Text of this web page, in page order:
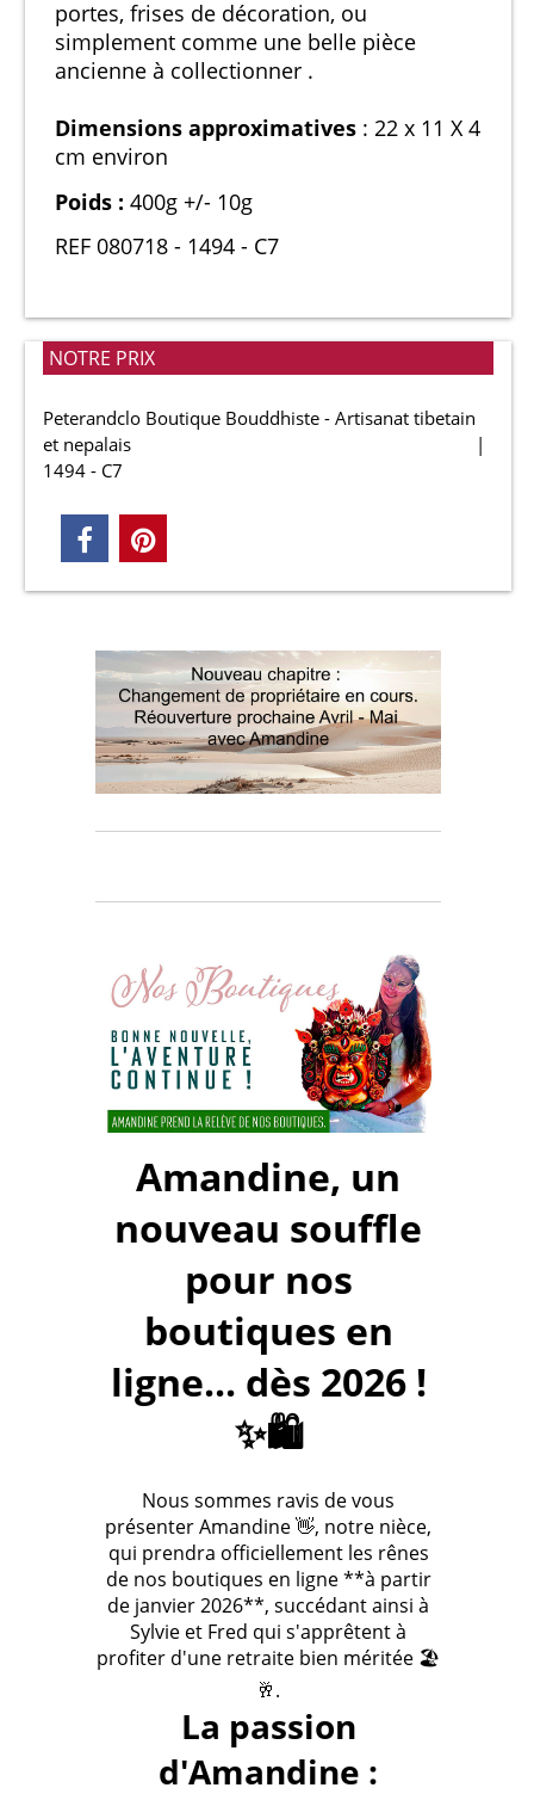
portes, frises de décoration, ou
simplement comme une belle pièce
ancienne à collectionner .
Dimensions approximatives : 22 x 11 X 4
cm environ
Poids : 400g +/- 10g
REF 080718 - 1494 - C7
NOTRE PRIX
Peterandclo Boutique Bouddhiste - Artisanat tibetain
et nepalais
1494 - C7
Amandine, un
nouveau souffle
pour nos
boutiques en
ligne... dès 2026 !
✨🛍️
Nous sommes ravis de vous
présenter Amandine 👋, notre nièce,
qui prendra officiellement les rênes
de nos boutiques en ligne **à partir
de janvier 2026**, succédant ainsi à
Sylvie et Fred qui s'apprêtent à
profiter d'une retraite bien méritée 🏖️
🥂.
La passion
d'Amandine :